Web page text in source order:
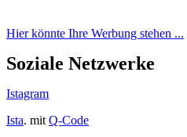
Hier könnte Ihre Werbung stehen ...
Soziale Netzwerke
Istagram
Ista. mit Q-Code